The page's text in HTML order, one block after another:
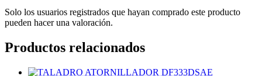
Solo los usuarios registrados que hayan comprado este producto
pueden hacer una valoración.
Productos relacionados